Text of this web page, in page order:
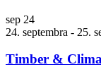
sep 24
24. septembra - 25.
Timber &